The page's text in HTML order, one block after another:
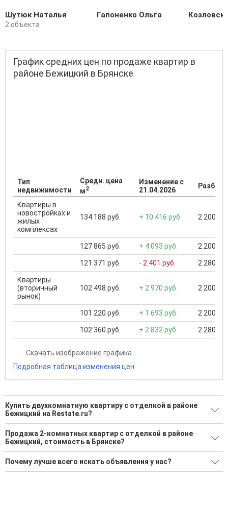
Шутюк Наталья
2 объекта
Гапоненко Ольга
График средних цен по продаже квартир в
районе Бежицкий в Брянске
Тип
недвижимости
Средн. цена
м2
Изменение с
21.04.2026
Квартиры в
новостройках и
жилых
комплексах
134 188 руб. + 10 416 руб. 2 200
127 865 руб. + 4 093 руб. 2 200
121 371 руб. - 2 401 руб. 2 280
Квартиры
(вторичный
рынок)
102 498 руб. + 2 970 руб. 2 200
101 220 руб. + 1 693 руб. 2 200
102 360 руб. + 2 832 руб. 2 280
Скачать изображение графика
Подробная таблица изменения цен
Купить двухкомнатную квартиру с отделкой в районе
Бежицкий на Restate.ru?
Поможем Купить двухкомнатную квартиру с отделкой в
районе Бежицкий?
17 актуальных и проверенных объявлений
Продажа 2-комнатных квартир с отделкой в районе
Бежицкий, стоимость в Брянске?
Минимальная цена: 3 200 000 Р. Максимальная цена: 11 150
000 Р; Средняя: 7 572 079 Р
Почему лучше всего искать объявления у нас?